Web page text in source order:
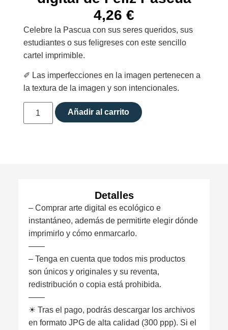
4,26 €
Celebre la Pascua con sus seres queridos, sus
estudiantes o sus feligreses con este sencillo
cartel imprimible.
✐ Las imperfecciones en la imagen pertenecen a
la textura de la imagen y son intencionales.
Añadir al carrito
Detalles
– Comprar arte digital es ecológico e
instantáneo, además de permitirte elegir dónde
imprimirlo y cómo enmarcarlo.
——
– Tenga en cuenta que todos mis productos
son únicos y originales y su reventa,
redistribución o copia está prohibida.
——
☀︎ Tras el pago, podrás descargar los archivos
en formato JPG de alta calidad (300 ppp). Si el